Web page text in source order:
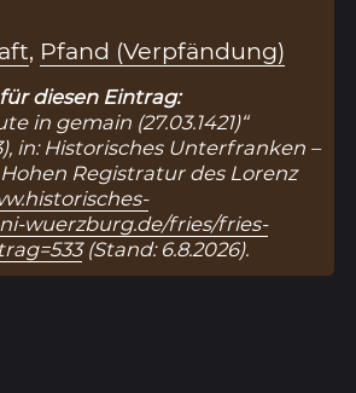
, Pfand (Verpfändung)
diesen Eintrag:
in gemain (27.03.1421)“
in: Historisches Unterfranken –
Registratur des Lorenz
wuerzburg.de/fries/fries-
(Stand: 6.8.2026).